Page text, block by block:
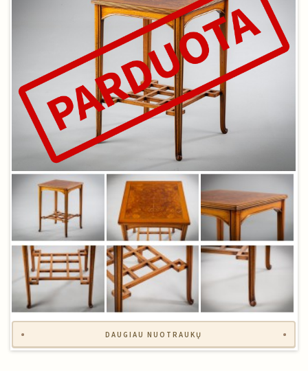
DAUGIAU NUOTRAUKŲ